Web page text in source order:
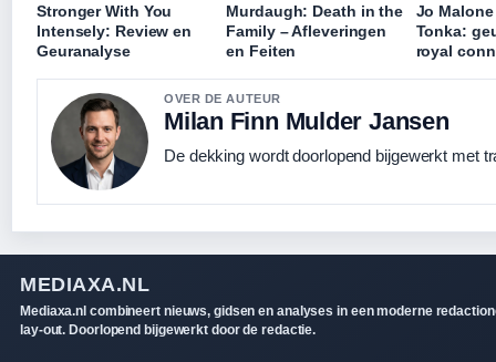
Stronger With You
Intensely: Review en
Geuranalyse
Murdaugh: Death in the
Family – Afleveringen
en Feiten
Jo
Tonka:
royal
OVER DE AUTEUR
Milan Finn Mulder Jansen
De dekking wordt doorlopend bijgewerkt met
MEDIAXA.NL
Mediaxa.nl combineert nieuws, gidsen en analyses in een moderne
lay-out. Doorlopend bijgewerkt door de redactie.